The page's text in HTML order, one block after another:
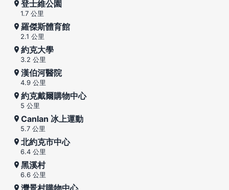
登士維公園
1.7 公里
羅傑斯體育館
2.1 公里
約克大學
3.2 公里
漢伯河醫院
4.9 公里
約克戴爾購物中心
5 公里
Canlan 冰上運動
5.7 公里
北約克市中心
6.4 公里
黑溪村
6.6 公里
灣景村購物中心